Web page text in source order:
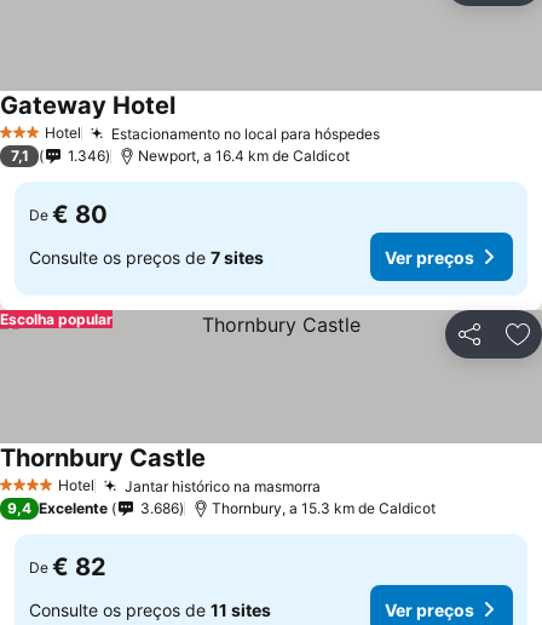
3 EstrelasHotel Estacionamento no local para hóspedes
Gateway Hotel
7,1 1.346 Newport, a 16.4 km de Caldicot
De € 80
Consulte os preços de 7 sites Ver preços
Partilhar
Escolha popular
4 EstrelasHotel Jantar histórico na masmorra
Thornbury Castle
9,4 Excelente 3.686 Thornbury, a 15.3 km de Caldicot
De € 82
Consulte os preços de 11 sites Ver preços